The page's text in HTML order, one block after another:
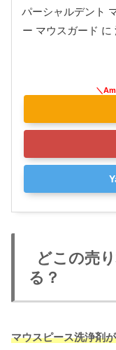
パーシャルデント
ー マウスガード に
どこの売
る？
マウスピース洗浄剤